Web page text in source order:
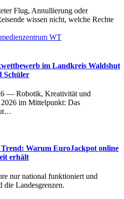
Flug, Annullierung oder
wissen nicht, welche Rechte
im Landkreis Waldshut
Schüler
— Robotik, Kreativität und
2026 im Mittelpunkt: Das
Warum EuroJackpot online
erhält
nur national funktioniert und
die Landesgrenzen.